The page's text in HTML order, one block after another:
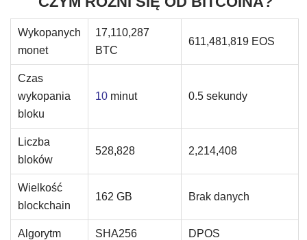
Wykopanych
monet
17,110,287
BTC
611,481,819 EOS
Czas
wykopania
bloku
10 minut 0.5 sekundy
Liczba
bloków
528,828 2,214,408
Wielkość
blockchain
162 GB Brak danych
Algorytm SHA256 DPOS